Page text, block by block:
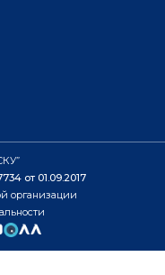
от 01.09.2017
организации